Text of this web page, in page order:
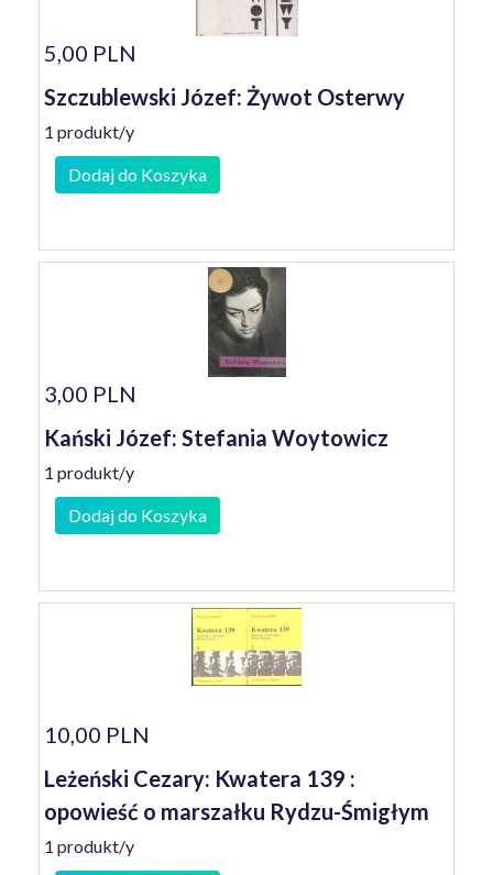
5,00 PLN
Szczublewski Józef: Żywot Osterwy
1 produkt/y
Dodaj do Koszyka
3,00 PLN
Kański Józef: Stefania Woytowicz
1 produkt/y
Dodaj do Koszyka
10,00 PLN
Leżeński Cezary: Kwatera 139 :
opowieść o marszałku Rydzu-Śmigłym
1 produkt/y